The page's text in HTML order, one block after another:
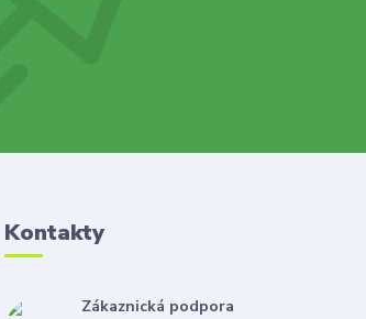
Kontakty
Zákaznická podpora